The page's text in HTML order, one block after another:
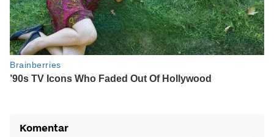
Komentar